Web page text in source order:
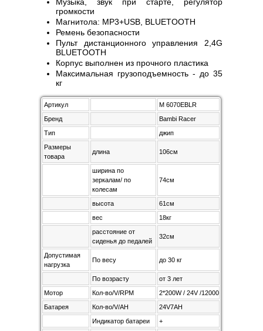
громкости
Магнитола: MP3+USB, BLUETOOTH
Ремень безопасности
Пульт дистанционного управления 2,4G
BLUETOOTH
Корпус выполнен из прочного пластика
Максимальная грузоподъемность - до 35
кг
Артикул
M 6070EBLR
Бренд
Bambi Racer
Тип
джип
Размеры
товара
длина 106см
ширина по
зеркалам/ по
колесам
74см
высота
61см
вес
18кг
расстояние от
сиденья до педалей
32см
Допустимая
нагрузка
По весу до 30 кг
По возрасту
от 3 лет
Мотор
Кол-во/V/RPM
2*200W / 24V /12000RPM
Батарея
Кол-во/V/AH
24V7AH
Индикатор батареи
+